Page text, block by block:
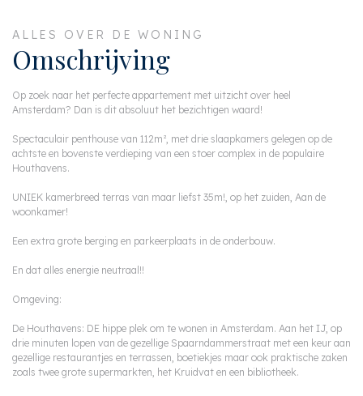
ALLES OVER DE WONING
Omschrijving
Op zoek naar het perfecte appartement met uitzicht over heel
Amsterdam? Dan is dit absoluut het bezichtigen waard!
Spectaculair penthouse van 112m², met drie slaapkamers gelegen op de
achtste en bovenste verdieping van een stoer complex in de populaire
Houthavens.
UNIEK kamerbreed terras van maar liefst 35m!, op het zuiden, Aan de
woonkamer!
Een extra grote berging en parkeerplaats in de onderbouw.
En dat alles energie neutraal!!
Omgeving:
De Houthavens: DE hippe plek om te wonen in Amsterdam. Aan het IJ, op
drie minuten lopen van de gezellige Spaarndammerstraat met een keur aan
gezellige restaurantjes en terrassen, boetiekjes maar ook praktische zaken
zoals twee grote supermarkten, het Kruidvat en een bibliotheek.